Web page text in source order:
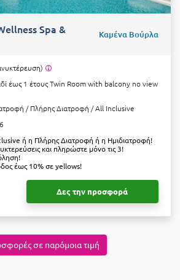
Spa & Καμένα Βούρλα
έως 1 έτουςTwin Room with balcony no view
/ Πλήρης Διατροφή / All Inclusive
ή η Πλήρης Διατροφή ή η Ημιδιατροφή!
και πληρώστε μόνο τις 3!
έως 10% σε yellows!
Δες την προσφορά
σε παρόμοια τιμή